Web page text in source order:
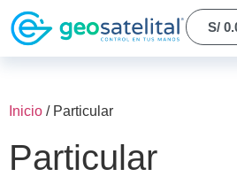
S/
Inicio / Particular
Particular